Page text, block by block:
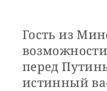
Гость из
перед
истинный